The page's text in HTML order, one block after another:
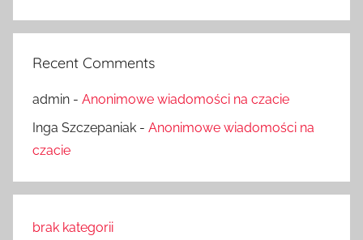
Recent Comments
admin - Anonimowe wiadomości na czacie
Inga Szczepaniak - Anonimowe wiadomości na
czacie
brak kategorii